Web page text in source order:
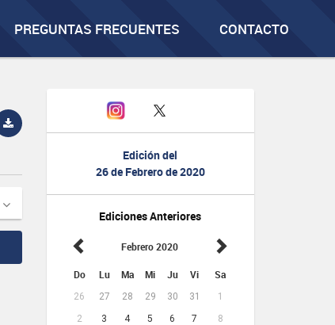
PREGUNTAS FRECUENTES CONTACTO
Edición del
26 de Febrero de 2020
Ediciones Anteriores
Febrero 2020
Do Lu Ma Mi Ju Vi Sa
26 27 28 29 30 31
1
2
3 4 5 6 7
8